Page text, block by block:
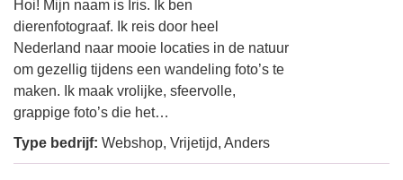
Hoi! Mijn naam is Iris. Ik ben
dierenfotograaf. Ik reis door heel
Nederland naar mooie locaties in de natuur
om gezellig tijdens een wandeling foto’s te
maken. Ik maak vrolijke, sfeervolle,
grappige foto’s die het…
Type bedrijf: Webshop, Vrijetijd, Anders